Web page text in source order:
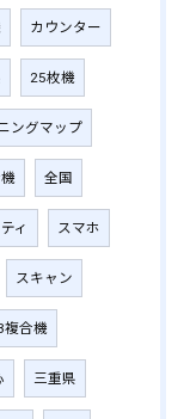
カウンター
25枚機
ングマップ
全国
ィ スマホ
スキャン
複合機
三重県